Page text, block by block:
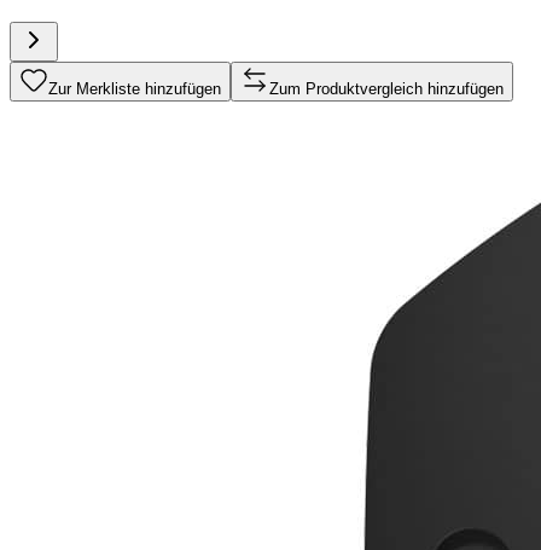
Zur Merkliste hinzufügen Zum Produktvergleich hinzufügen